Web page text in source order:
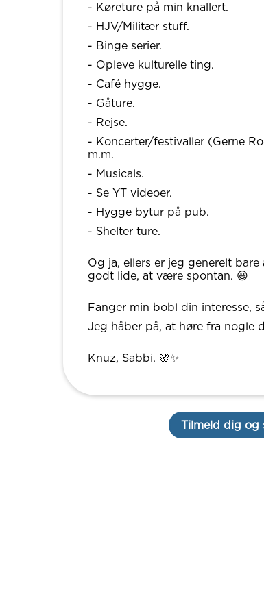
- Køreture på min knallert.
- HJV/Militær stuff.
- Binge serier.
- Opleve kulturelle ting.
- Café hygge.
- Gåture.
- Rejse.
- Koncerter/festivaller (Gerne
m.m.
- Musicals.
- Se YT videoer.
- Hygge bytur på pub.
- Shelter ture.
Og ja, ellers er jeg generelt
godt lide, at være spontan. 😆
Fanger min bobl din interesse,
Jeg håber på, at høre fra nogle
Knuz, Sabbi. 🌸✨
Tilmeld dig og